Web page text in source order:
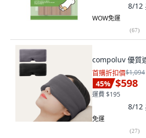
8/12
WOW免運
(67)
compoluv 優質
首購折扣價$1,094
45% $598
運費 $195
8/12
免運
(27)